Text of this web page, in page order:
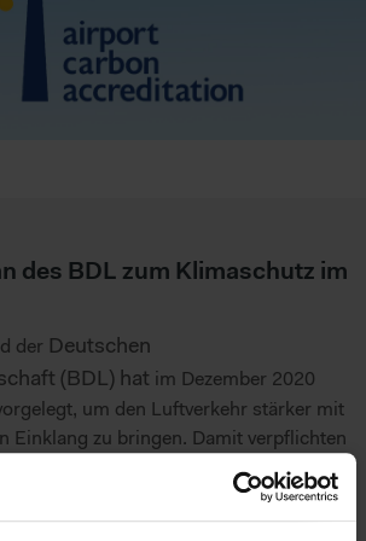
des BDL zum Klimaschutz im
der Deutschen
(BDL) hat im Dezember 2020
um den Luftverkehr stärker mit
Einklang zu bringen. Damit verpflichten
auf das Ziel eines CO2-neutralen
Für die Erreichung dieses Ziel